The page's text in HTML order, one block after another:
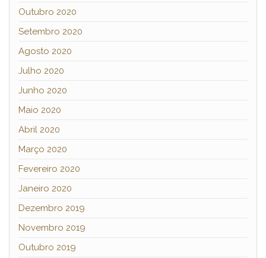
Outubro 2020
Setembro 2020
Agosto 2020
Julho 2020
Junho 2020
Maio 2020
Abril 2020
Março 2020
Fevereiro 2020
Janeiro 2020
Dezembro 2019
Novembro 2019
Outubro 2019